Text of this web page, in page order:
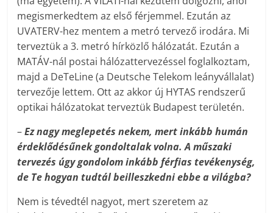
megismerkedtem az első férjemmel. Ezután az
UVATERV-hez mentem a metró tervező irodára. Mi
terveztük a 3. metró hírközlő hálózatát. Ezután a
MATÁV-nál postai hálózattervezéssel foglalkoztam,
majd a DeTeLine (a Deutsche Telekom leányvállalat)
tervezője lettem. Ott az akkor új HYTAS rendszerű
optikai hálózatokat terveztük Budapest területén.
–Ez nagy meglepetés nekem, mert inkább humán
érdeklődésűnek gondoltalak volna. A műszaki
tervezés úgy gondolom inkább férfias tevékenység,
de Te hogyan tudtál beilleszkedni ebbe a világba?
Nem is tévedtél nagyot, mert szeretem az